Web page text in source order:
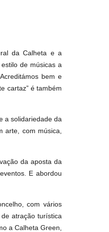
da Calheta e a
de músicas a
bem e
cartaz” é também
a solidariedade da
arte, com música,
da aposta da
E abordou
com vários
atração turística
a Calheta Green,